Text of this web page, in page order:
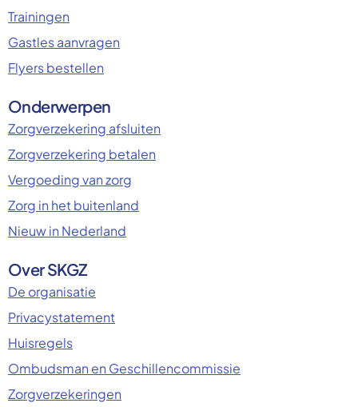
Trainingen
Gastles aanvragen
Flyers bestellen
Onderwerpen
Zorgverzekering afsluiten
Zorgverzekering betalen
Vergoeding van zorg
Zorg in het buitenland
Nieuw in Nederland
Over SKGZ
De organisatie
Privacystatement
Huisregels
Ombudsman en Geschillencommissie
Zorgverzekeringen